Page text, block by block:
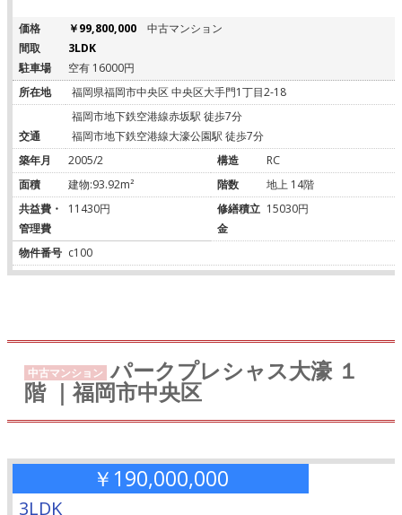
価格 ￥99,800,000
中古マンション
間取
3LDK
駐車場
空有 16000円
所在地
福岡県福岡市中央区 中央区大手門1丁目2-18
交通
福岡市地下鉄空港線赤坂駅 徒歩7分
福岡市地下鉄空港線大濠公園駅 徒歩7分
築年月
2005/2 構造
RC
面積
建物:93.92m² 階数
地上 14階
共益費・
管理費
11430円
修繕積立
金
15030円
物件番号 c100
中古マンション パークプレシャス大濠 １
階 ｜福岡市中央区
￥190,000,000
3LDK